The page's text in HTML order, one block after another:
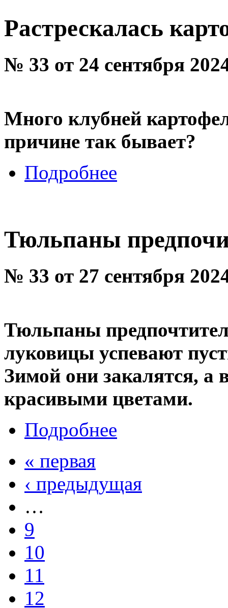
Растрескалась
№ 33 от 24 сентября
Много клубней
причине так бывает?
Подробнее
Тюльпаны
№ 33 от 27 сентября
Тюльпаны
луковицы успевают
Зимой они закалятся, а
красивыми цветами.
Подробнее
« первая
‹ предыдущая
…
9
10
11
12